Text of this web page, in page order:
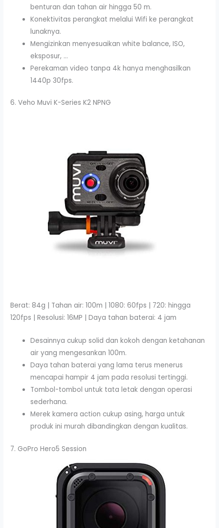
benturan dan tahan air hingga 50 m.
Konektivitas perangkat melalui Wifi ke perangkat
lunaknya.
Mengizinkan menyesuaikan white balance, ISO,
eksposur, …
Perekaman video tanpa 4k hanya menghasilkan
1440p 30fps.
6. Veho Muvi K-Series K2 NPNG
Berat: 84g | Tahan air: 100m | 1080: 60fps | 720: hingga
120fps | Resolusi: 16MP | Daya tahan baterai: 4 jam
Desainnya cukup solid dan kokoh dengan ketahanan
air yang mengesankan 100m.
Daya tahan baterai yang lama terus menerus
mencapai hampir 4 jam pada resolusi tertinggi.
Tombol-tombol untuk tata letak dengan operasi
sederhana.
Merek kamera action cukup asing, harga untuk
produk ini murah dibandingkan dengan kualitas.
7. GoPro Hero5 Session